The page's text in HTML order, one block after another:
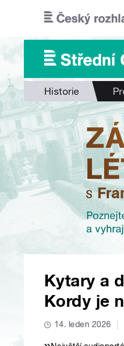
Historie
Kytary a
Kordy je
14. leden 2026